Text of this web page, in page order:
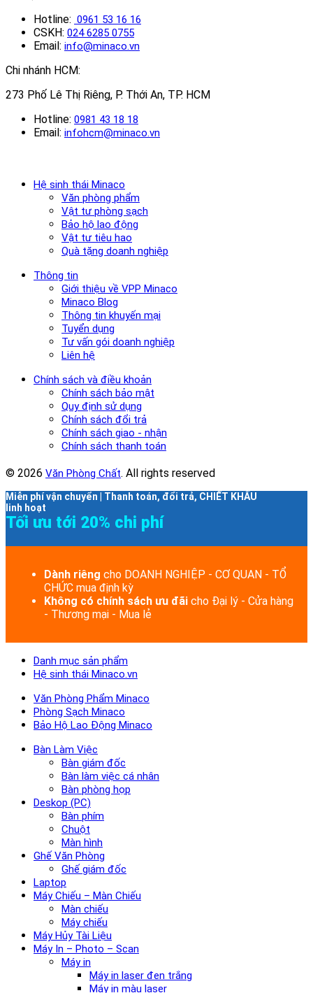
Hotline: 0961 53 16 16
CSKH: 024 6285 0755
Email: info@minaco.vn
Chi nhánh HCM:
273 Phố Lê Thị Riêng, P. Thới An, TP. HCM
Hotline: 0981 43 18 18
Email: infohcm@minaco.vn
Hệ sinh thái Minaco
Văn phòng phẩm
Vật tư phòng sạch
Bảo hộ lao động
Vật tư tiêu hao
Quà tặng doanh nghiệp
Thông tin
Giới thiệu về VPP Minaco
Minaco Blog
Thông tin khuyến mại
Tuyển dụng
Tư vấn gói doanh nghiệp
Liên hệ
Chính sách và điều khoản
Chính sách bảo mật
Quy định sử dụng
Chính sách đổi trả
Chính sách giao - nhận
Chính sách thanh toán
© 2026 Văn Phòng Chất. All rights reserved
Miễn phí vận chuyển | Thanh toán, đổi trả, CHIẾT KHẤU
linh hoạt
Tối ưu tới 20% chi phí
Dành riêng cho DOANH NGHIỆP - CƠ QUAN - TỔ
CHỨC mua định kỳ
Không có chính sách ưu đãi cho Đại lý - Cửa hàng
- Thương mại - Mua lẻ
Danh mục sản phẩm
Hệ sinh thái Minaco.vn
Văn Phòng Phẩm Minaco
Phòng Sạch Minaco
Bảo Hộ Lao Động Minaco
Bàn Làm Việc
Bàn giám đốc
Bàn làm việc cá nhân
Bàn phòng họp
Deskop (PC)
Bàn phím
Chuột
Màn hình
Ghế Văn Phòng
Ghế giám đốc
Laptop
Máy Chiếu – Màn Chiếu
Màn chiếu
Máy chiếu
Máy Hủy Tài Liệu
Máy In – Photo – Scan
Máy in
Máy in laser đen trắng
Máy in màu laser